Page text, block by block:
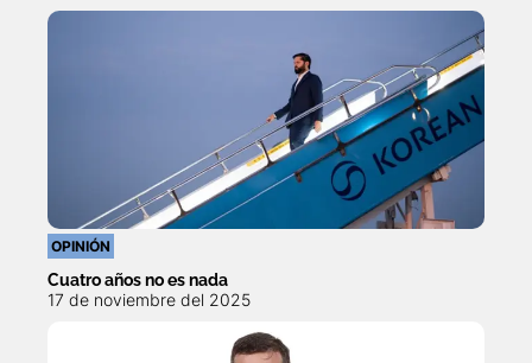
OPINIÓN
Cuatro años no es nada
17 de noviembre del 2025